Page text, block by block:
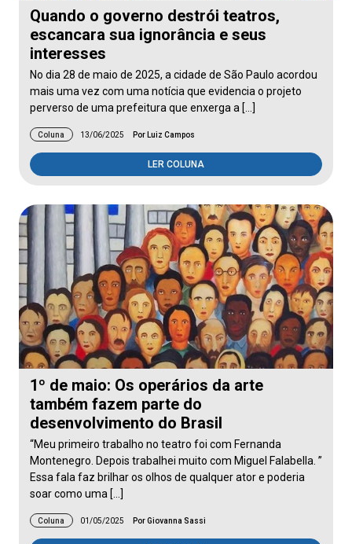
Quando o governo destrói teatros,
escancara sua ignorância e seus
interesses
No dia 28 de maio de 2025, a cidade de São Paulo acordou
mais uma vez com uma notícia que evidencia o projeto
perverso de uma prefeitura que enxerga a […]
Coluna 13/06/2025 Por Luiz Campos
LER COLUNA
1º de maio: Os operários da arte
também fazem parte do
desenvolvimento do Brasil
“Meu primeiro trabalho no teatro foi com Fernanda
Montenegro. Depois trabalhei muito com Miguel Falabella. ”
Essa fala faz brilhar os olhos de qualquer ator e poderia
soar como uma […]
Coluna 01/05/2025 Por Giovanna Sassi